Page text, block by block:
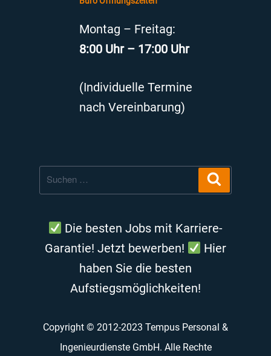
Montag – Freitag:
8:00 Uhr – 17:00 Uhr
(Individuelle Termine
nach Vereinbarung)
Suche
nach:
Die besten Jobs mit Karriere-
Garantie! Jetzt bewerben!
Hier
haben Sie die besten
Aufstiegsmöglichkeiten!
Copyright © 2012-2023 Tempus Personal &
Ingenieurdienste GmbH. Alle Rechte